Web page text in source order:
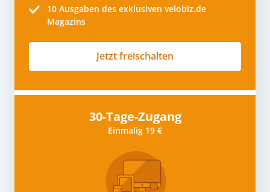
10 Ausgaben des exklusiven velobiz.de
Magazins
Jetzt freischalten
30-Tage-Zugang
Einmalig 19 €